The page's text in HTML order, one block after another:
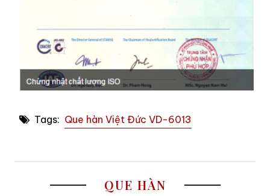
Tags: Que hàn Việt Đức VD-6013
QUE HÀN